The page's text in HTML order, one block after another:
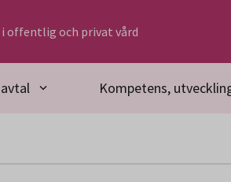
i offentlig och privat vård
Kompetens,